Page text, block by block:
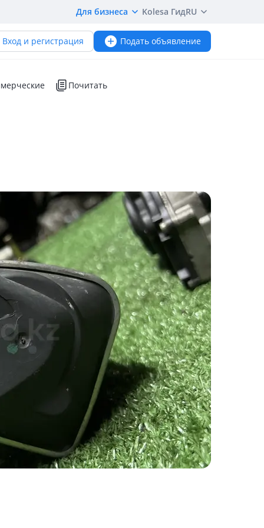
Для бизнеса Kolesa ГидRU
Вход и регистрация Подать объявление
Почитать